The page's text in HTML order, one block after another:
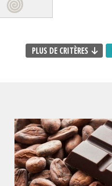
PLUS DE CRITÈRES